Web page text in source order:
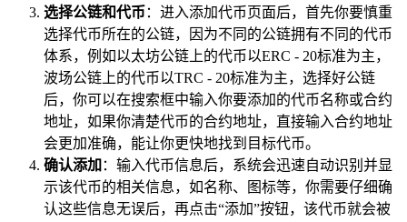
选择公链和代币 ：进入添加代币页面后，首先你要慎重
选择代币所在的公链，因为不同的公链拥有不同的代币
体系，例如以太坊公链上的代币以ERC - 20标准为主，
波场公链上的代币以TRC - 20标准为主，选择好公链
后，你可以在搜索框中输入你要添加的代币名称或合约
地址，如果你清楚代币的合约地址，直接输入合约地址
会更加准确，能让你更快地找到目标代币。
确认添加 ：输入代币信息后，系统会迅速自动识别并显
示该代币的相关信息，如名称、图标等，你需要仔细确
认这些信息无误后，再点击“添加”按钮，该代币就会被